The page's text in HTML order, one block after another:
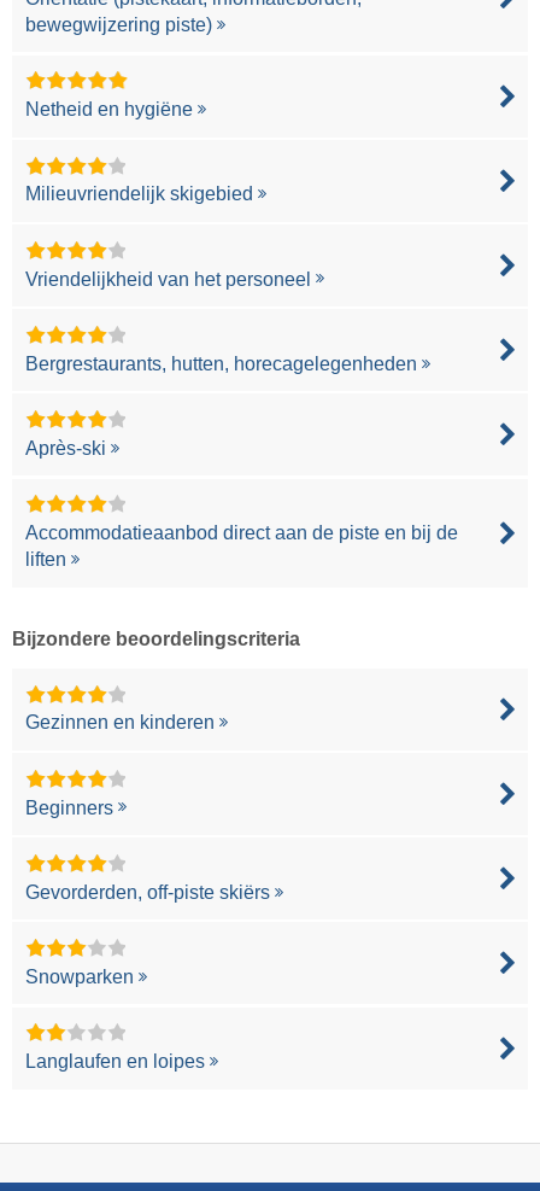
bewegwijzering piste)
Netheid en hygiëne
Milieuvriendelijk skigebied
Vriendelijkheid van het personeel
Bergrestaurants, hutten, horecagelegenheden
Après-ski
Accommodatieaanbod direct aan de piste en bij de
liften
Bijzondere beoordelingscriteria
Gezinnen en kinderen
Beginners
Gevorderden, off-piste skiërs
Snowparken
Langlaufen en loipes